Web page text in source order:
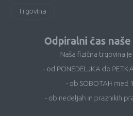
Trgovina
Odpiralni čas
Naša fizična trgovina
- od PONEDELJKA do
- ob SOBOTAH med
- ob nedeljah in praznikih